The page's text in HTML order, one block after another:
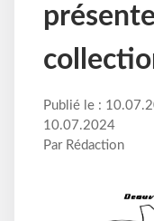
Publié le :
10.07.2024
Par Rédaction